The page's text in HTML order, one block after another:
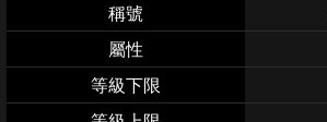
稱號
屬性
等級下限